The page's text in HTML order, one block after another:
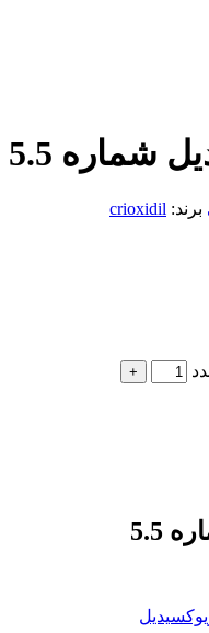
شماره 5.5
برند: crioxidil
5.5